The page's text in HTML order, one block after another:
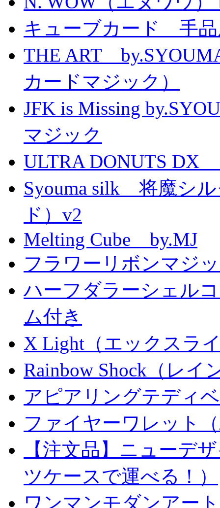
キューブカード 手
THE ART
カードマジック）
JFK is Missing
マジック
ULTRA DONUTS DX
Syouma silk 将魔シ
ド）v2
Melting Cube by.MJ
フラワーリボンマジ
ハーフダラーシェル
ム付き
X Light（エックスラ
Rainbow Shock（レイ
アピアリングテディ
ファイヤーワレット
【注文品】ニューデ
ツケースで運べる！）
ワンマンモダンアート